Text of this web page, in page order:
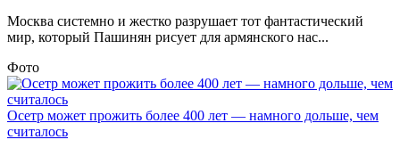
Москва системно и жестко разрушает тот фантастический
мир, который Пашинян рисует для армянского нас...
Фото
Осетр может прожить более 400 лет — намного дольше, чем
считалось